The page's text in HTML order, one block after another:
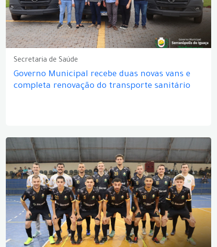
Secretaria de Saúde
Governo Municipal recebe duas novas vans e
completa renovação do transporte sanitário